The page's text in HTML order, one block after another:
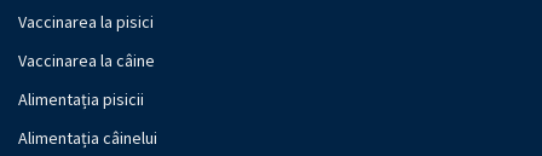
Vaccinarea la pisici
Vaccinarea la câine
Alimentația pisicii
Alimentația câinelui